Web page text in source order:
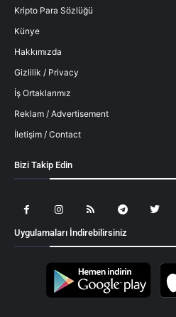
Kripto Para Sözlüğü
Künye
Hakkımızda
Gizlilik / Privacy
İş Ortaklarımız
Reklam / Advertisement
İletişim / Contact
Bizi Takip Edin
Uygulamaları İndirebilirsiniz